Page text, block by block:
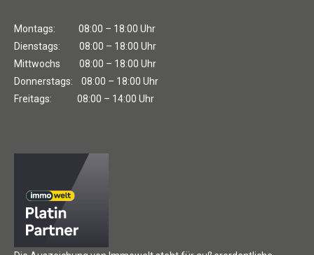
Montags: 08:00 – 18:00 Uhr
Dienstags: 08:00 – 18:00 Uhr
Mittwochs 08:00 – 18:00 Uhr
Donnerstags: 08:00 – 18:00 Uhr
Freitags: 08:00 – 14:00 Uhr